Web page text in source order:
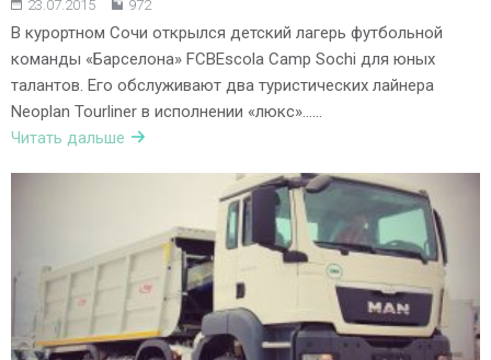
23.07.2015 972
В курортном Сочи открылся детский лагерь футбольной
команды «Барселона» FCBEscola Camp Sochi для юных
талантов. Его обслуживают два туристических лайнера
Neoplan Tourliner в исполнении «люкс»……
Читать дальше